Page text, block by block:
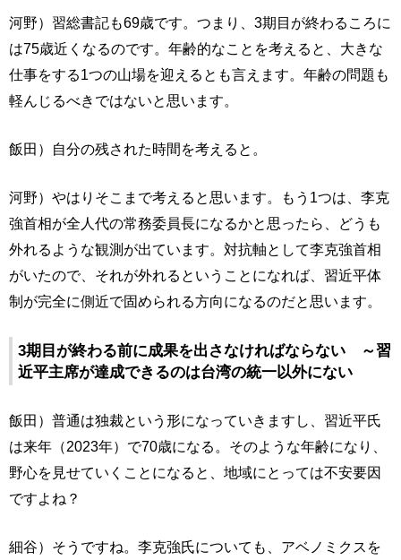
河野）習総書記も69歳です。つまり、3期目が終わるころに
は75歳近くなるのです。年齢的なことを考えると、大きな
仕事をする1つの山場を迎えるとも言えます。年齢の問題も
軽んじるべきではないと思います。
飯田）自分の残された時間を考えると。
河野）やはりそこまで考えると思います。もう1つは、李克
強首相が全人代の常務委員長になるかと思ったら、どうも
外れるような観測が出ています。対抗軸として李克強首相
がいたので、それが外れるということになれば、習近平体
制が完全に側近で固められる方向になるのだと思います。
3期目が終わる前に成果を出さなければならない ～習
近平主席が達成できるのは台湾の統一以外にない
飯田）普通は独裁という形になっていきますし、習近平氏
は来年（2023年）で70歳になる。そのような年齢になり、
野心を見せていくことになると、地域にとっては不安要因
ですよね？
細谷）そうですね。李克強氏についても、アベノミクスを